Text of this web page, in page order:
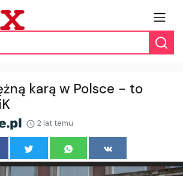
karą w Polsce - to
2 lat temu